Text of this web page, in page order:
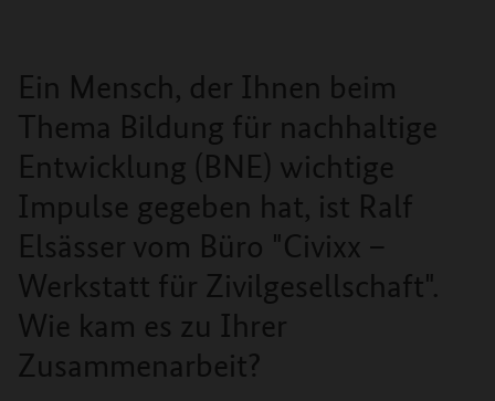
Ein Mensch, der Ihnen beim
Thema Bildung für nachhaltige
Entwicklung (BNE) wichtige
Impulse gegeben hat, ist Ralf
Elsässer vom Büro "Civixx –
Werkstatt für Zivilgesellschaft".
Wie kam es zu Ihrer
Zusammenarbeit?